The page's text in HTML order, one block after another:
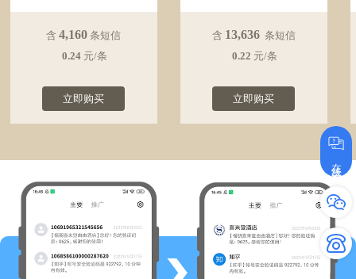
含 4,160 条短信
0.24 元/条
立即购买
含 13,636 条短信
0.22 元/条
立即购买
在线咨询